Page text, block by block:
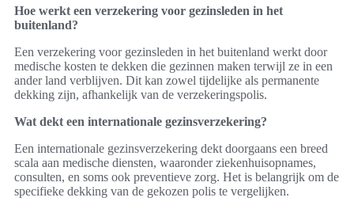
Hoe werkt een verzekering voor gezinsleden in het
buitenland?
Een verzekering voor gezinsleden in het buitenland werkt door
medische kosten te dekken die gezinnen maken terwijl ze in een
ander land verblijven. Dit kan zowel tijdelijke als permanente
dekking zijn, afhankelijk van de verzekeringspolis.
Wat dekt een internationale gezinsverzekering?
Een internationale gezinsverzekering dekt doorgaans een breed
scala aan medische diensten, waaronder ziekenhuisopnames,
consulten, en soms ook preventieve zorg. Het is belangrijk om de
specifieke dekking van de gekozen polis te vergelijken.